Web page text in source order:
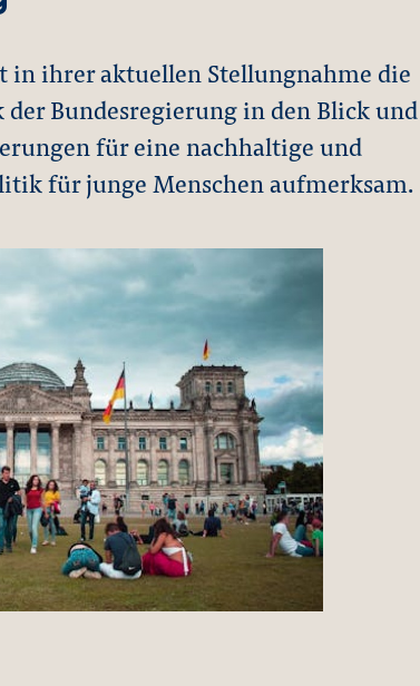
in ihrer aktuellen Stellungnahme die
Bundesregierung in den Blick und
für eine nachhaltige und
für junge Menschen aufmerksam.